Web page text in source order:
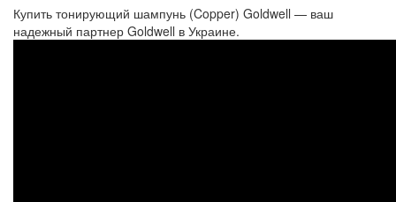
Купить тонирующий шампунь (Copper) Goldwell — ваш
надежный партнер Goldwell в Украине.